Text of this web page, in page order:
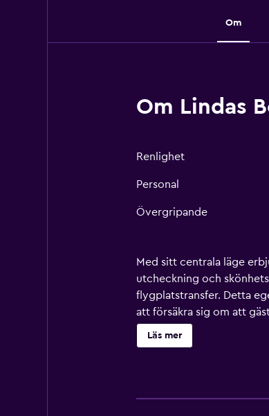
Om
Om Lindas
Renlighet
Personal
Övergripande
Med sitt centrala läge
utcheckning och
flygplatstransfer. Detta
att försäkra sig om att
området genom att ta sig
Zürichs nöjesdistrikt med
Läs mer